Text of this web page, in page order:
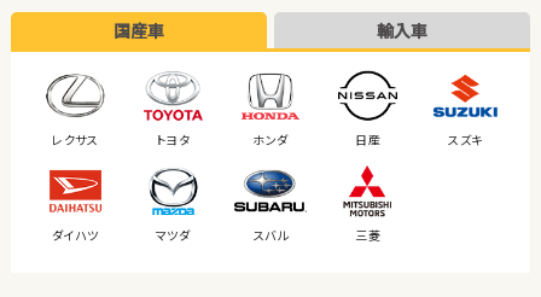
国産車 輸入車
レクサス トヨタ ホンダ 日産 スズキ
ダイハツ マツダ スバル 三菱